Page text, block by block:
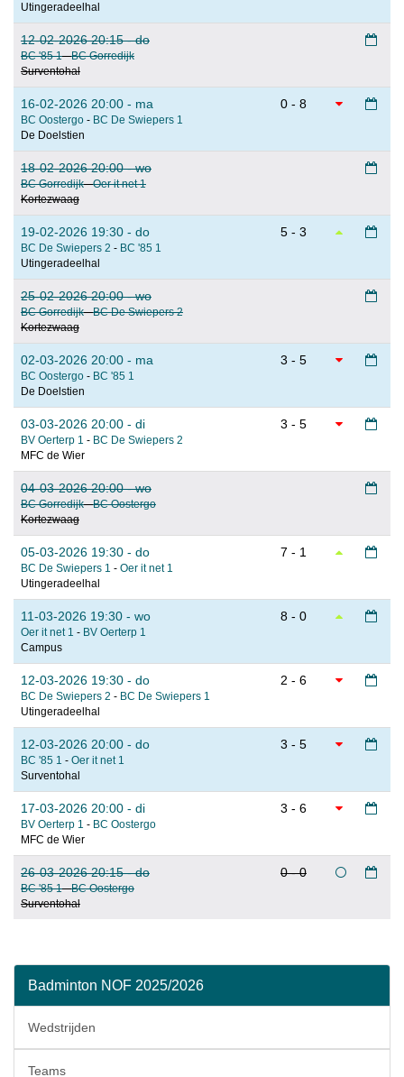
Utingeradeelhal
12-02-2026 20:15 - do
BC '85 1-BC Gorredijk
Surventohal
16-02-2026 20:00 - ma
BC Oostergo - BC De Swiepers 1
De Doelstien
0 - 8
18-02-2026 20:00 - wo
BC Gorredijk-Oer it net 1
Kortezwaag
19-02-2026 19:30 - do
BC De Swiepers 2 - BC '85 1
Utingeradeelhal
5 - 3
25-02-2026 20:00 - wo
BC Gorredijk-BC De Swiepers 2
Kortezwaag
02-03-2026 20:00 - ma
BC Oostergo - BC '85 1
De Doelstien
3 - 5
03-03-2026 20:00 - di
BV Oerterp 1 - BC De Swiepers 2
MFC de Wier
3 - 5
04-03-2026 20:00 - wo
BC Gorredijk-BC Oostergo
Kortezwaag
05-03-2026 19:30 - do
BC De Swiepers 1 - Oer it net 1
Utingeradeelhal
7 - 1
11-03-2026 19:30 - wo
Oer it net 1 - BV Oerterp 1
Campus
8 - 0
12-03-2026 19:30 - do
BC De Swiepers 2 - BC De Swiepers 1
Utingeradeelhal
2 - 6
12-03-2026 20:00 - do
BC '85 1 - Oer it net 1
Surventohal
3 - 5
17-03-2026 20:00 - di
BV Oerterp 1 - BC Oostergo
MFC de Wier
3 - 6
26-03-2026 20:15 - do
BC '85 1-BC Oostergo
Surventohal
0 - 0
Badminton NOF 2025/2026
Wedstrijden
Teams